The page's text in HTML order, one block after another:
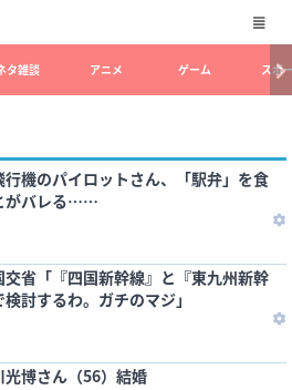
タ雑談 アニメ ゲーム スポ
機のパイロットさん、「駅弁」を食
がバレる……
省「『四国新幹線』と『東九州新幹
討するわ。ガチのマジ」
光博さん（56）結婚